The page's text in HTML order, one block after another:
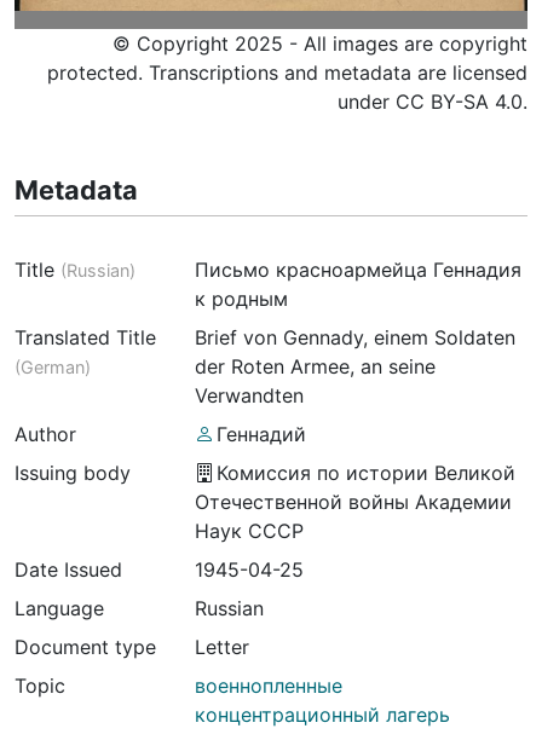
© Copyright 2025 - All images are copyright
protected. Transcriptions and metadata are licensed
under CC BY-SA 4.0.
Metadata
Title (Russian)
Письмо красноармейца Геннадия
к родным
Translated Title
(German)
Brief von Gennady, einem Soldaten
der Roten Armee, an seine
Verwandten
Author
Геннадий
Issuing body
Комиссия по истории Великой
Отечественной войны Академии
Наук СССР
Date Issued
1945-04-25
Language
Russian
Document type
Letter
Topic
военнопленные
концентрационный лагерь